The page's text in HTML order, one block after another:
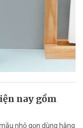
nay gồm
nhỏ gọn dùng hằng